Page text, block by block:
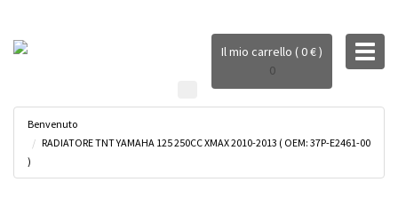
Il mio carrello ( 0 € )
0
Benvenuto
RADIATORE TNT YAMAHA 125 250CC XMAX 2010-2013 ( OEM: 37P-E2461-00
)